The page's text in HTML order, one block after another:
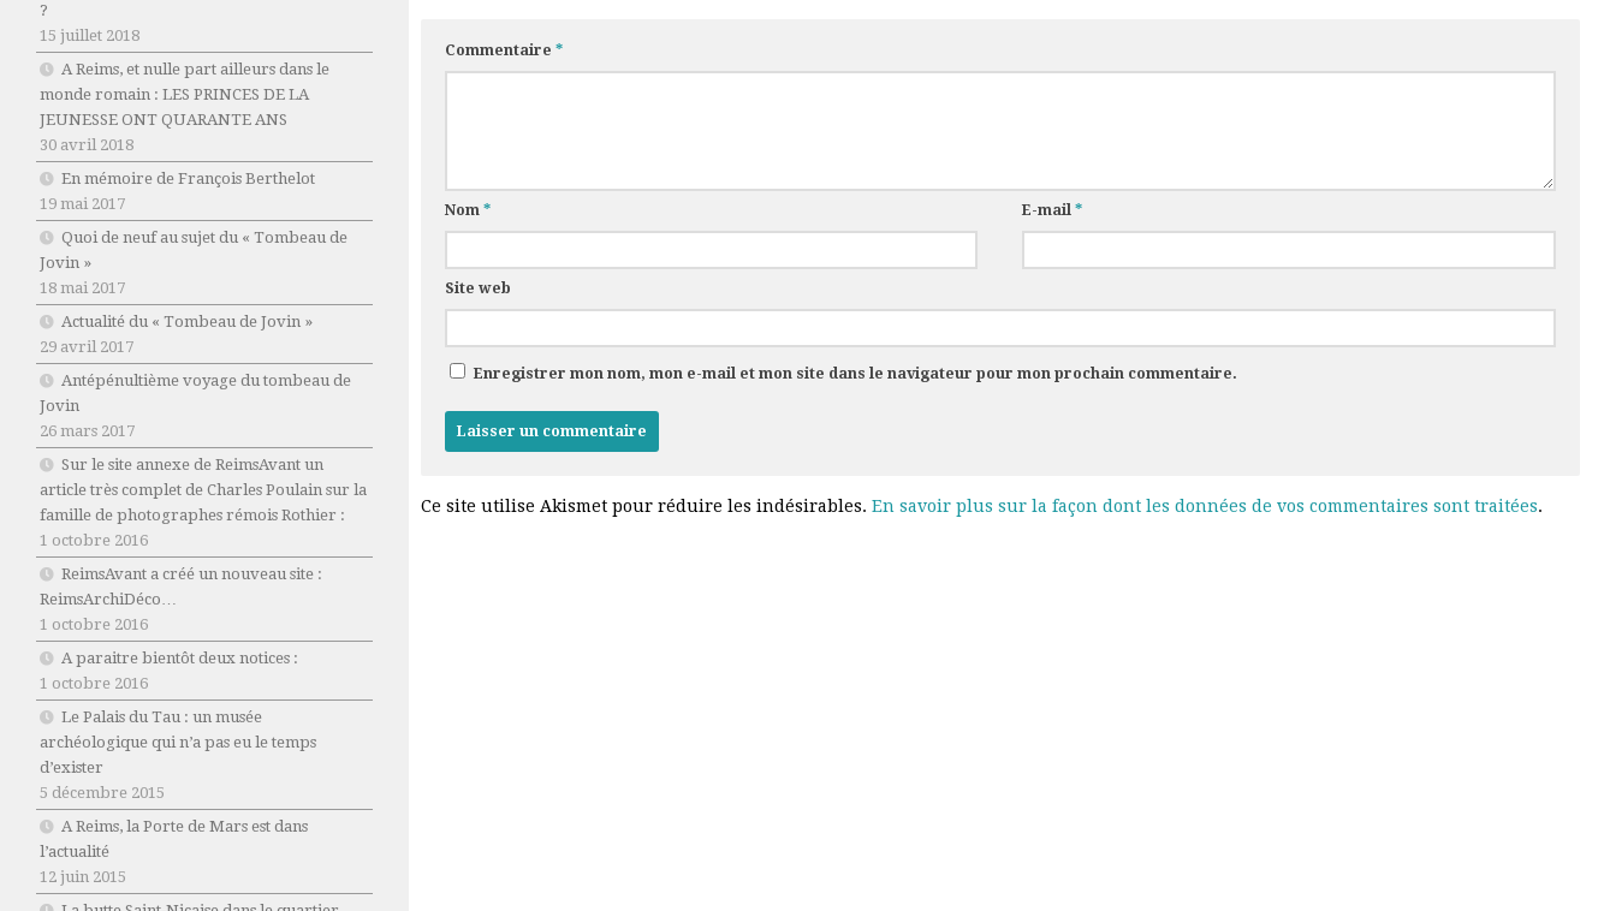
Commentaire *
Nom * E-mail*
Site web
Enregistrer mon nom, mon e-mail et mon site dans le navigateur pour mon prochain commentaire.
Ce site utilise Akismet pour réduire les indésirables. En savoir plus sur la façon dont les données de vos commentaires sont traitées.
?
15 juillet 2018
A Reims, et nulle part ailleurs dans le
monde romain : LES PRINCES DE LA
JEUNESSE ONT QUARANTE ANS
30 avril 2018
En mémoire de François Berthelot
19 mai 2017
Quoi de neuf au sujet du « Tombeau de
Jovin »
18 mai 2017
Actualité du « Tombeau de Jovin »
29 avril 2017
Antépénultième voyage du tombeau de
Jovin
26 mars 2017
Sur le site annexe de ReimsAvant un
article très complet de Charles Poulain sur la
famille de photographes rémois Rothier :
1 octobre 2016
ReimsAvant a créé un nouveau site :
ReimsArchiDéco…
1 octobre 2016
A paraitre bientôt deux notices :
1 octobre 2016
Le Palais du Tau : un musée
archéologique qui n’a pas eu le temps
d’exister
5 décembre 2015
A Reims, la Porte de Mars est dans
l’actualité
12 juin 2015